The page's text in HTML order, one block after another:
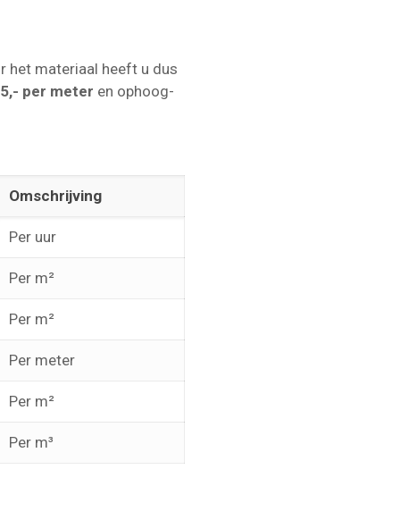
het materiaal heeft u dus
per meter en ophoog-
Omschrijving
Per uur
Per m²
Per m²
Per meter
Per m²
Per m³